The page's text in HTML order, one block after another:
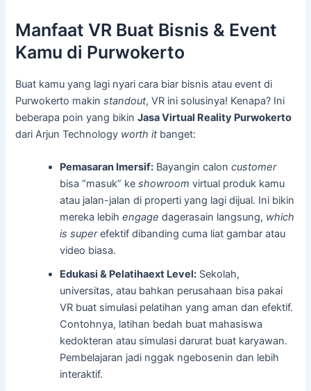
Manfaat VR Buat Bisnis & Event
Kamu di Purwokerto
Buat kamu yang lagi nyari cara biar bisnis atau event di
Purwokerto makinstandout, VR ini solusinya! Kenapa? Ini
beberapa poin yang bikinJasa Virtual Reality Purwokerto
dari Arjun Technology worth itbanget:
Pemasaran Imersif: Bayangin caloncustomer
bisa “masuk” keshowroom virtual produk kamu
atau jalan-jalan di properti yang lagi dijual. Ini bikin
mereka lebihengage dagerasain langsung, which
is superefektif dibanding cuma liat gambar atau
video biasa.
Edukasi & Pelatihaext Level: Sekolah,
universitas, atau bahkan perusahaan bisa pakai
VR buat simulasi pelatihan yang aman dan efektif.
Contohnya, latihan bedah buat mahasiswa
kedokteran atau simulasi darurat buat karyawan.
Pembelajaran jadi nggak ngebosenin dan lebih
interaktif.